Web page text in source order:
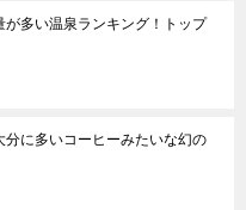
が多い温泉ランキング！トップ
分に多いコーヒーみたいな幻の